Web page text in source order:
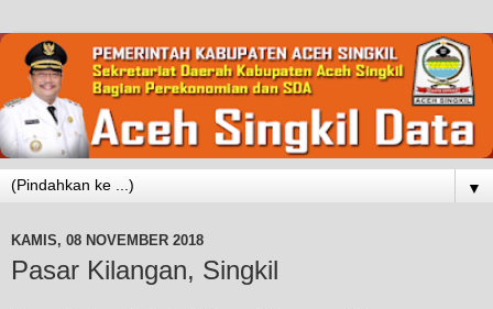
▼
KAMIS, 08 NOVEMBER 2018
Pasar Kilangan, Singkil